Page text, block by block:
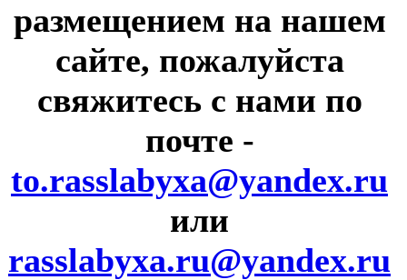
размещением на нашем
сайте, пожалуйста
свяжитесь с нами по
почте -
to.rasslabyxa@yandex.ru
или
rasslabyxa.ru@yandex.ru